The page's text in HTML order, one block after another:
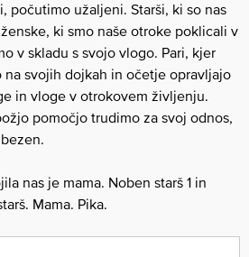
počutimo užaljeni. Starši, ki so nas
ki smo naše otroke poklicali v
v skladu s svojo vlogo. Pari, kjer
svojih dojkah in očetje opravljajo
in vloge v otrokovem življenju.
pomočjo trudimo za svoj odnos,
nas je mama. Noben starš 1 in
Mama. Pika.